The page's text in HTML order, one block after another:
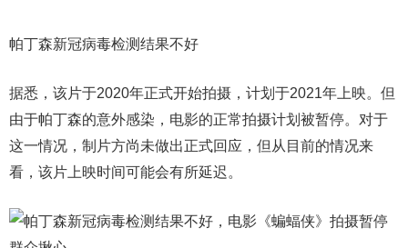
帕丁森新冠病毒检测结果不好
据悉，该片于2020年正式开始拍摄，计划于2021年上映。但
由于帕丁森的意外感染，电影的正常拍摄计划被暂停。对于
这一情况，制片方尚未做出正式回应，但从目前的情况来
看，该片上映时间可能会有所延迟。